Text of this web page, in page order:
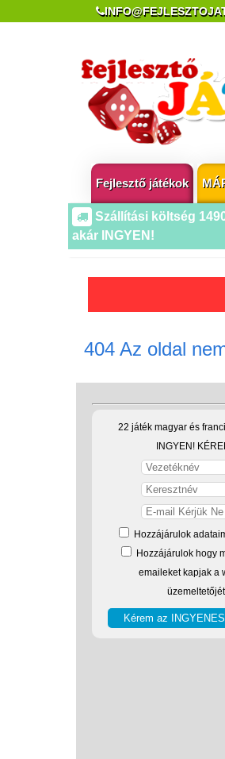
Fejlesztő játékok
Szállítási költség
akár INGYEN!
404 Az oldal
22 játék magyar és
INGYEN!
Hozzájárulok
Hozzájárulok hogy
emaileket kapjak a